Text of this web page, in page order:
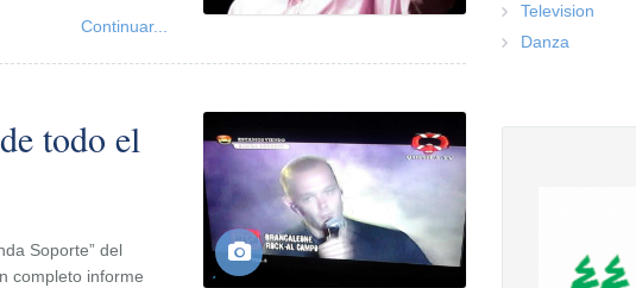
Continuar...
todo el
Soporte” del
completo informe
Television
Danza